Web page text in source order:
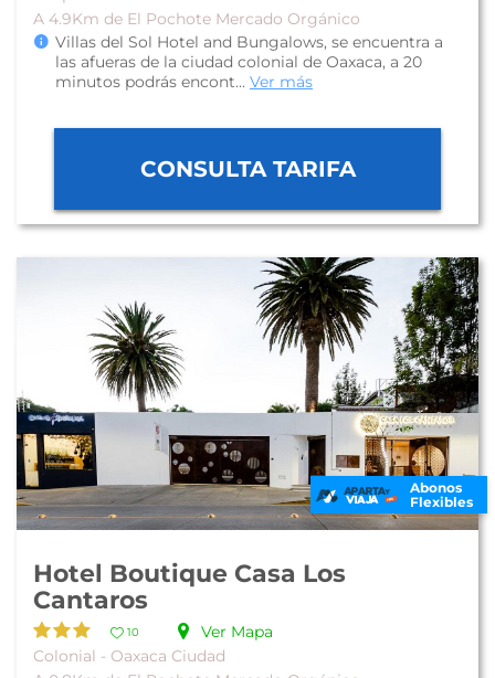
A 4.9Km de El Pochote Mercado Orgánico
Villas del Sol Hotel and Bungalows, se encuentra a
las afueras de la ciudad colonial de Oaxaca, a 20
minutos podrás encont... Ver más
CONSULTA TARIFA
Abonos
Flexibles
Hotel Boutique Casa Los
Cantaros
10
Ver Mapa
Colonial - Oaxaca Ciudad